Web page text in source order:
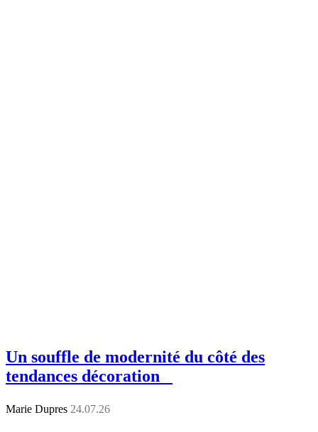
Un souffle de modernité du côté des
tendances décoration
Marie Dupres 24.07.26